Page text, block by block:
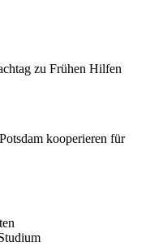
zu Frühen Hilfen
kooperieren für